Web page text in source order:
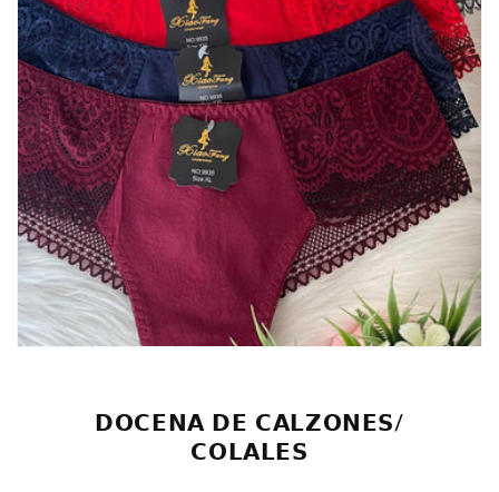
𝗗𝗢𝗖𝗘𝗡𝗔 𝗗𝗘 𝗖𝗔𝗟𝗭𝗢𝗡𝗘𝗦/
𝗖𝗢𝗟𝗔𝗟𝗘𝗦